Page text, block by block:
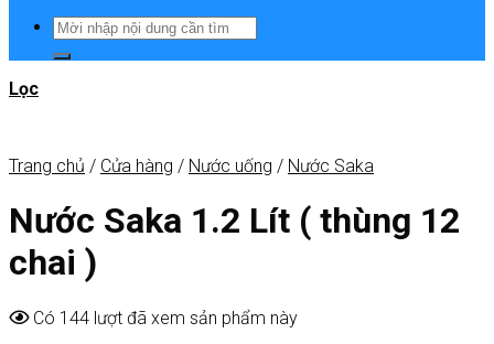
Lọc
Trang chủ / Cửa hàng / Nước uống / Nước Saka
Nước Saka 1.2 Lít ( thùng 12
chai )
Có 144 lượt đã xem sản phẩm này